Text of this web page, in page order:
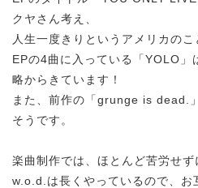
クヤさん考え、
人生一度きりというアメリカのこ
EPの4曲に入っている「YOLO
略からきています！
また、前作の「grunge is dead.
そうです。
楽曲制作では、ほとんど苦労せず
w.o.d.は長くやっているので、お